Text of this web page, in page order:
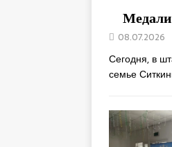
08.07.2026
Сегодня, в
семье